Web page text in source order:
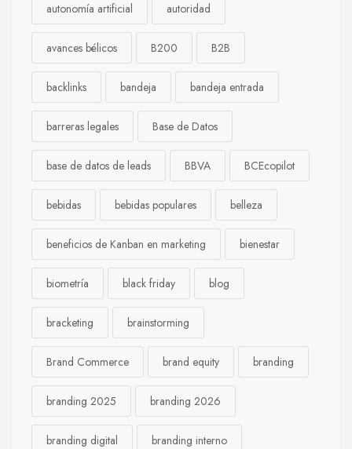
autonomía artificial autoridad
avances bélicos B200 B2B
backlinks bandeja bandeja entrada
barreras legales Base de Datos
base de datos de leads BBVA BCEcopilot
bebidas bebidas populares belleza
beneficios de Kanban en marketing bienestar
biometría black friday blog
bracketing brainstorming
Brand Commerce brand equity branding
branding 2025 branding 2026
branding digital branding interno